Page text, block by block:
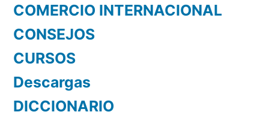
COMERCIO INTERNACIONAL
CONSEJOS
CURSOS
Descargas
DICCIONARIO